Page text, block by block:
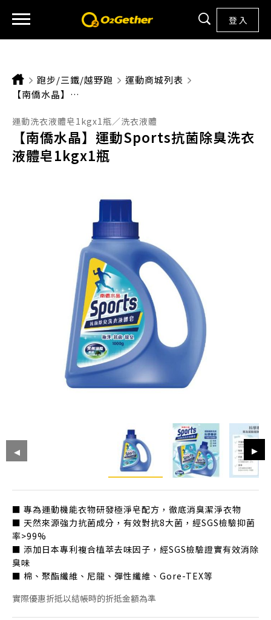
登 入
跑步/三鐵/越野跑
運動商城列表
CURRENT:
【南僑水晶】運動SPORTS抗菌除臭洗衣液體皂1KGX1瓶
運動洗衣液體皂1kgx1瓶／洗衣液體
【南僑水晶】運動Sports抗菌除臭洗衣
液體皂1kgx1瓶
■ 專為運動機能衣物研發極淨皂配方，徹底消臭潔淨衣物
■ 天然來源強力抗菌成分，有效對抗8大菌，經SGS檢驗抑菌
率>99%
■ 添加日本專利複合植萃去味因子，經SGS檢驗證實有效消除
臭味
■ 棉、聚酯纖維、尼龍、彈性纖維、Gore-TEX等
實際優惠折抵以結帳時的折抵金額為準